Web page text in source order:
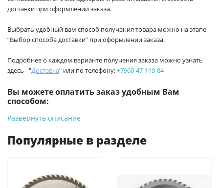
доставки при оформлении заказа.
Выбрать удобный вам способ получения товара можно на этапе
“Выбор способа доставки” при оформлении заказа.
Подробнее о каждом варианте получения заказа можно узнать
здесь - "Доставка" или по телефону:+7960-47-119-84
Вы можете оплатить заказ удобным Вам
способом:
-Банковской картой на сайте ProffЭлектро. Данный вид
6/2 (база КПП)или по адресу ул. Новороссийская 161И.
Развернуть описание
Популярные в разделе